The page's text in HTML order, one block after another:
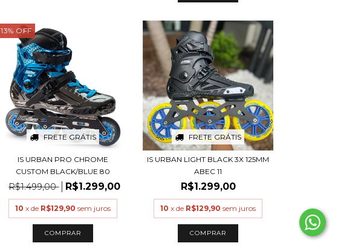
13% OFF
FRETE GRÁTIS
IS URBAN PRO CHROME
CUSTOM BLACK/BLUE 80
R$1.499,00 R$1.299,00
10 x de R$129,90 sem juros
COMPRAR
FRETE GRÁTIS
IS URBAN LIGHT BLACK 3X 125MM
ABEC 11
R$1.299,00
10 x de R$129,90 sem juros
COMPRAR